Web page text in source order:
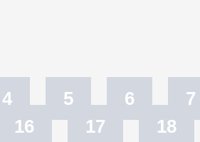
4 5 6 7
16 17 18